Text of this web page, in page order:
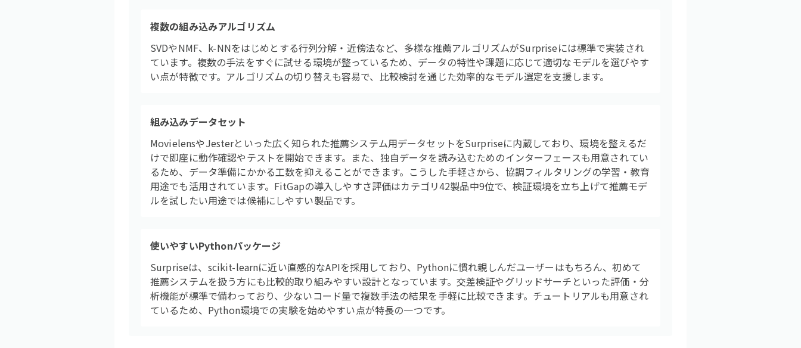
複数の組み込みアルゴリズム
SVDやNMF、k-NNをはじめとする行列分解・近傍法など、多様な推薦アルゴリズムがSurpriseには標準で実装され
ています。複数の手法をすぐに試せる環境が整っているため、データの特性や課題に応じて適切なモデルを選びやす
い点が特徴です。アルゴリズムの切り替えも容易で、比較検討を通じた効率的なモデル選定を支援します。
組み込みデータセット
MovielensやJesterといった広く知られた推薦システム用データセットをSurpriseに内蔵しており、環境を整えるだ
けで即座に動作確認やテストを開始できます。また、独自データを読み込むためのインターフェースも用意されてい
るため、データ準備にかかる工数を抑えることができます。こうした手軽さから、協調フィルタリングの学習・教育
用途でも活用されています。FitGapの導入しやすさ評価はカテゴリ42製品中9位で、検証環境を立ち上げて推薦モデ
ルを試したい用途では候補にしやすい製品です。
使いやすいPythonパッケージ
Surpriseは、scikit-learnに近い直感的なAPIを採用しており、Pythonに慣れ親しんだユーザーはもちろん、初めて
推薦システムを扱う方にも比較的取り組みやすい設計となっています。交差検証やグリッドサーチといった評価・分
析機能が標準で備わっており、少ないコード量で複数手法の結果を手軽に比較できます。チュートリアルも用意され
ているため、Python環境での実験を始めやすい点が特長の一つです。